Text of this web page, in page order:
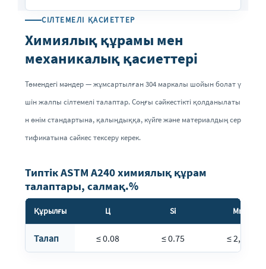
СІЛТЕМЕЛІ ҚАСИЕТТЕР
Химиялық құрамы мен
механикалық қасиеттері
Төмендегі мәндер — жұмсартылған 304 маркалы шойын болат ү
шін жалпы сілтемелі талаптар. Соңғы сәйкестікті қолданылаты
н өнім стандартына, қалыңдыққа, күйге және материалдың сер
тификатына сәйкес тексеру керек.
Типтік ASTM A240 химиялық құрам
талаптары, салмақ.%
Құрылғы Ц Si Mn
Талап ≤ 0.08 ≤ 0.75 ≤ 2,00